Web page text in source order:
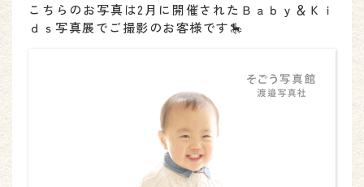
こちらのお写真は2月に開催されたＢａｂｙ＆Ｋｉ
ｄｓ写真展でご撮影のお客様です🎠